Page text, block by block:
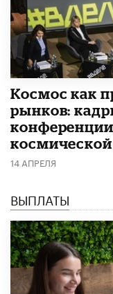
Космос как
рынков:
14 АПРЕЛЯ
ВЫПЛАТЫ